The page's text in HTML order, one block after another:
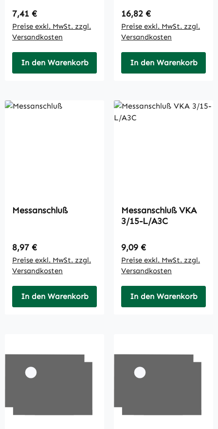
Regulärer Preis:
7,41 €
Preise exkl. MwSt. zzgl.
Versandkosten
In den Warenkorb
Regulärer Preis:
16,82 €
Preise exkl. MwSt. zzgl.
Versandkosten
In den Warenkorb
Messanschluß
Regulärer Preis:
8,97 €
Preise exkl. MwSt. zzgl.
Versandkosten
In den Warenkorb
Messanschluß VKA
3/15-L/A3C
Regulärer Preis:
9,09 €
Preise exkl. MwSt. zzgl.
Versandkosten
In den Warenkorb